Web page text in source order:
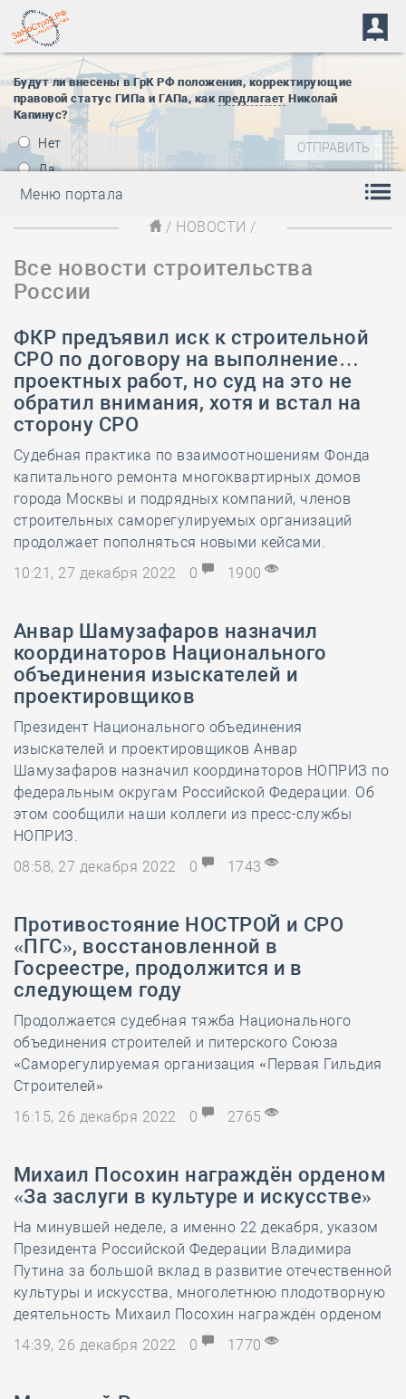
Будут ли внесены в ГрК РФ положения, корректирующие
правовой статус ГИПа и ГАПа, как предлагает Николай
Капинус?
Нет
Да
Меню портала
/ НОВОСТИ /
Все новости строительства
России
ФКР предъявил иск к строительной
СРО по договору на выполнение…
проектных работ, но суд на это не
обратил внимания, хотя и встал на
сторону СРО
Судебная практика по взаимоотношениям Фонда
капитального ремонта многоквартирных домов
города Москвы и подрядных компаний, членов
строительных саморегулируемых организаций
продолжает пополняться новыми кейсами.
10:21, 27 декабря 2022
0 1900
Анвар Шамузафаров назначил
координаторов Национального
объединения изыскателей и
проектировщиков
Президент Национального объединения
изыскателей и проектировщиков Анвар
Шамузафаров назначил координаторов НОПРИЗ по
федеральным округам Российской Федерации. Об
этом сообщили наши коллеги из пресс-службы
НОПРИЗ.
08:58, 27 декабря 2022
0 1743
Противостояние НОСТРОЙ и СРО
«ПГС», восстановленной в
Госреестре, продолжится и в
следующем году
Продолжается судебная тяжба Национального
объединения строителей и питерского Союза
«Саморегулируемая организация «Первая Гильдия
Строителей»
16:15, 26 декабря 2022
0 2765
Михаил Посохин награждён орденом
«За заслуги в культуре и искусстве»
На минувшей неделе, а именно 22 декабря, указом
Президента Российской Федерации Владимира
Путина за большой вклад в развитие отечественной
культуры и искусства, многолетнюю плодотворную
деятельность Михаил Посохин награждён орденом
14:39, 26 декабря 2022
0 1770